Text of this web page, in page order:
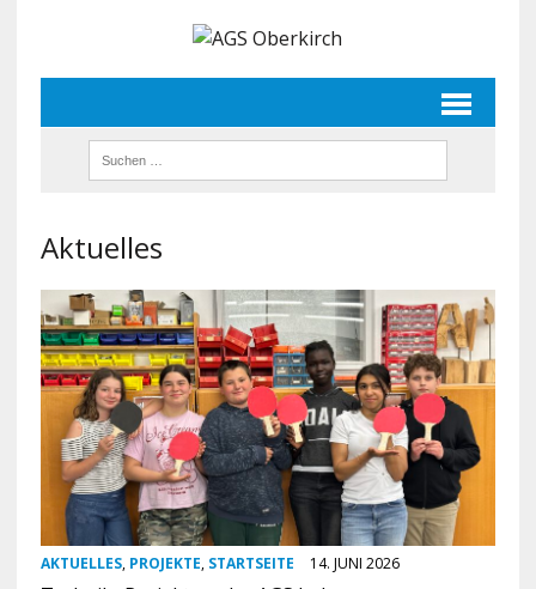
Aktuelles
AKTUELLES, PROJEKTE, STARTSEITE 14. JUNI 2026